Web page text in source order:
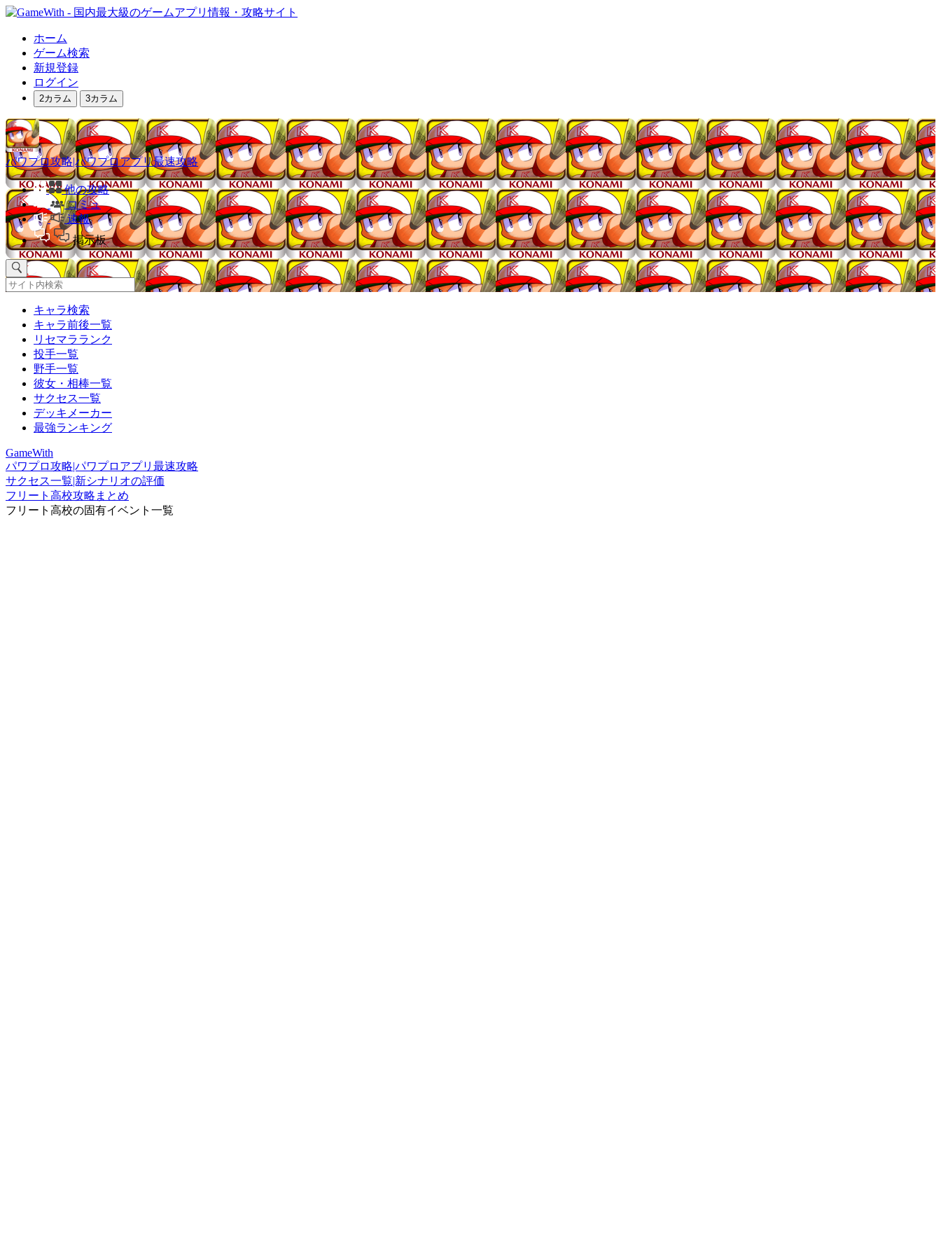
ホーム
ゲーム検索
新規登録
ログイン
2カラム 3カラム
パワプロ攻略|パワプロアプリ最速攻略
他の攻略
コミュ
速報
掲示板
キャラ検索
キャラ前後一覧
リセマラランク
投手一覧
野手一覧
彼女・相棒一覧
サクセス一覧
デッキメーカー
最強ランキング
GameWith
パワプロ攻略|パワプロアプリ最速攻略
サクセス一覧|新シナリオの評価
フリート高校攻略まとめ
フリート高校の固有イベント一覧